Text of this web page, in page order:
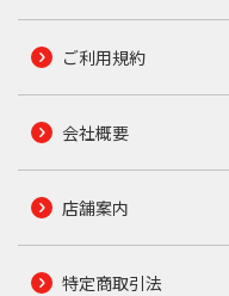
ご利用規約
会社概要
店舗案内
特定商取引法